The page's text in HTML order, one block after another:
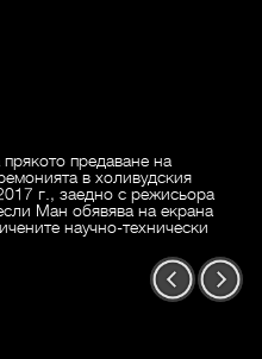
предаване на
в холивудския
г., заедно с режисьора
Ман обявява на екрана
научно-технически